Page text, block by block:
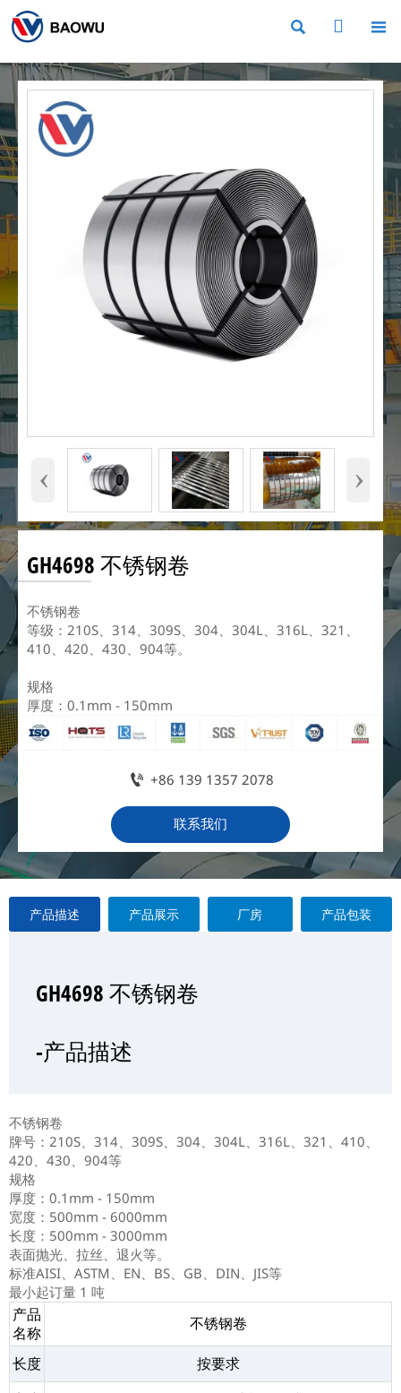
  
‹ ›
GH4698 不锈钢卷
不锈钢卷
等级：210S、314、309S、304、304L、316L、321、
410、420、430、904等。
规格
厚度：0.1mm - 150mm
 +86 139 1357 2078
联系我们
产品描述 产品展示 厂房 产品包装
GH4698 不锈钢卷
-产品描述
不锈钢卷
牌号：210S、314、309S、304、304L、316L、321、410、
420、430、904等
规格
厚度：0.1mm - 150mm
宽度：500mm - 6000mm
长度：500mm - 3000mm
表面抛光、拉丝、退火等。
标准AISI、ASTM、EN、BS、GB、DIN、JIS等
最小起订量 1 吨
产品
名称
不锈钢卷
长度
按要求
GH4698 不锈钢卷
—产品展示
GH4698 不锈钢卷
-厂房
GH4698 不锈钢卷
-产品包装